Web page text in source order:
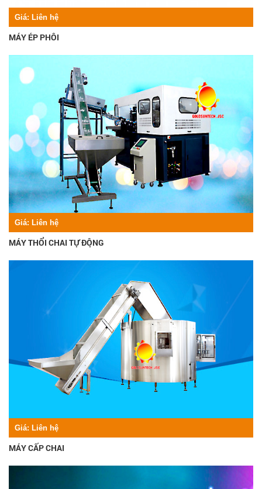
Giá: Liên hệ
MÁY ÉP PHÔI
Giá: Liên hệ
MÁY THỔI CHAI TỰ ĐỘNG
Giá: Liên hệ
MÁY CẤP CHAI